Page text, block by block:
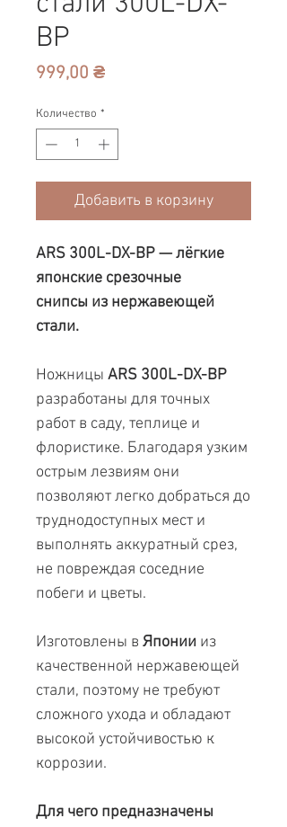
BP
999,00 ₴Цена
Количество *
Добавить в корзину
ARS 300L-DX-BP — лёгкие
японские срезочные
снипсы из нержавеющей
стали.
Ножницы ARS 300L-DX-BP
разработаны для точных
работ в саду, теплице и
флористике. Благодаря узким
острым лезвиям они
позволяют легко добраться до
труднодоступных мест и
выполнять аккуратный срез,
не повреждая соседние
побеги и цветы.
Изготовлены в Японии из
качественной нержавеющей
стали, поэтому не требуют
сложного ухода и обладают
высокой устойчивостью к
коррозии.
Для чего предназначены